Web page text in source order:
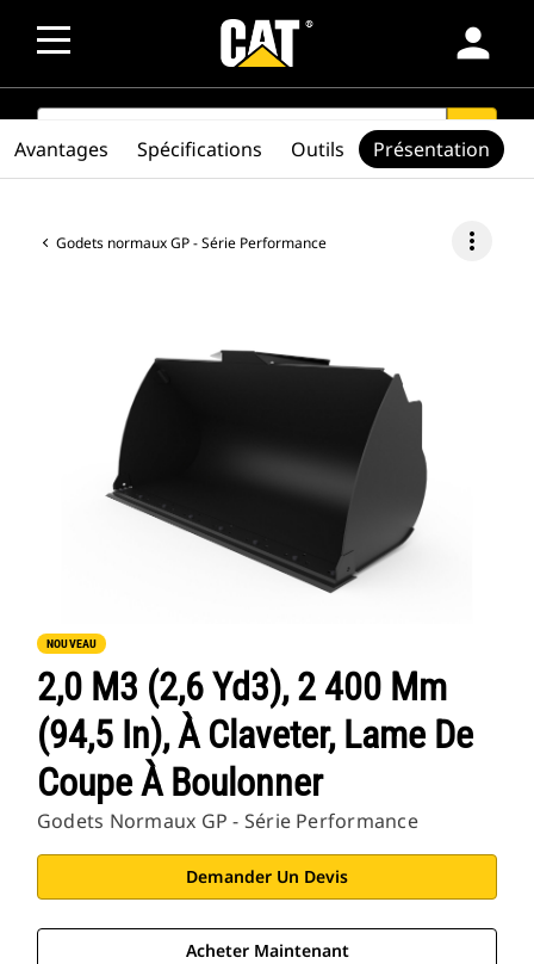
person
SEARCH search
Godets normaux GP - Série Performance more_vert
NOUVEAU
2,0 M3 (2,6 Yd3), 2 400 Mm
(94,5 In), À Claveter, Lame De
Coupe À Boulonner
Godets Normaux GP - Série Performance
Demander Un Devis
Acheter Maintenant
Avantages Spécifications Outils Présentation